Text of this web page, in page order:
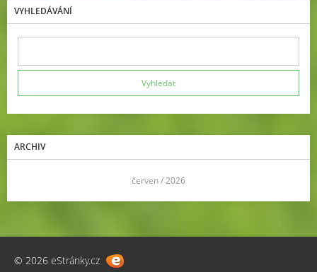
VYHLEDÁVÁNÍ
ARCHIV
červen / 2026
© 2026 eStránky.cz